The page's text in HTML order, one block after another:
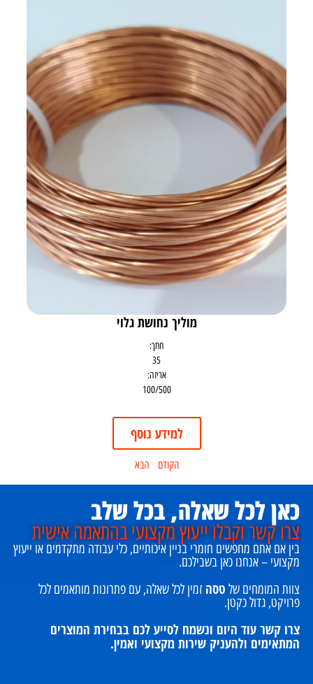
מוליך נחושת גלוי
חתך:
35
אריזה:
100/500
למידע נוסף
הקודם הבא
כאן לכל שאלה, בכל שלב
צרו קשר וקבלו ייעוץ מקצועי בהתאמה אישית
בין אם אתם מחפשים חומרי בניין איכותיים, כלי עבודה מתקדמים או ייעוץ
מקצועי – אנחנו כאן בשבילכם.
צוות המומחים של טסהזמין לכל שאלה, עם פתרונות מותאמים לכל
פרויקט, גדול כקטן.
צרו קשר עוד היום ונשמח לסייע לכם בבחירת המוצרים
המתאימים ולהעניק שירות מקצועי ואמין.